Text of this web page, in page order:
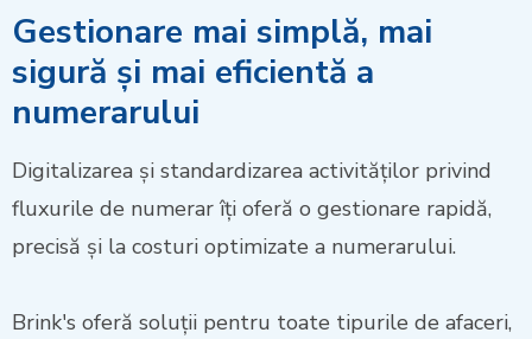
Gestionare mai simplă, mai
sigură și mai eficientă a
numerarului
Digitalizarea și standardizarea activităților privind
fluxurile de numerar îți oferă o gestionare rapidă,
precisă și la costuri optimizate a numerarului.
Brink's oferă soluții pentru toate tipurile de afaceri,